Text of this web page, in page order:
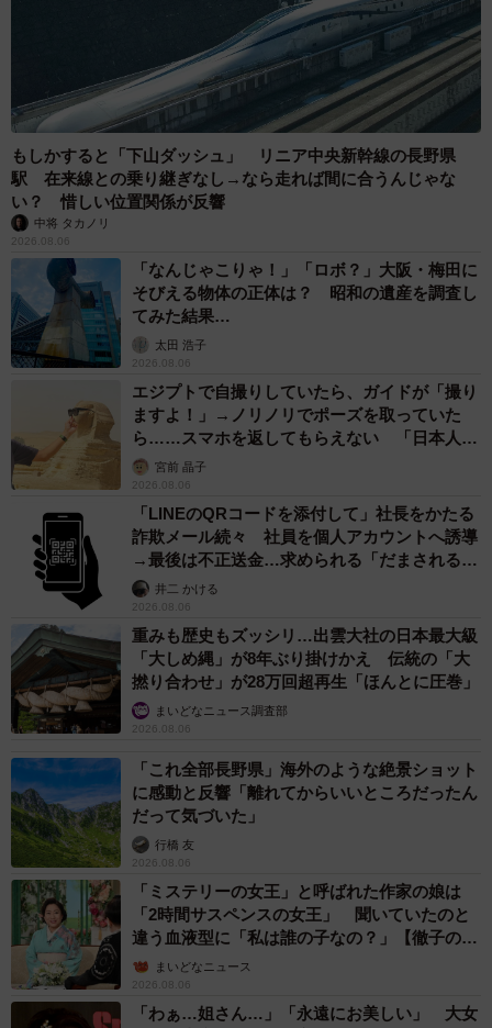
もしかすると「下山ダッシュ」 リニア中央新幹線の長野県
駅 在来線との乗り継ぎなし→なら走れば間に合うんじゃな
い？ 惜しい位置関係が反響
中将 タカノリ
2026.08.06
「なんじゃこりゃ！」「ロボ？」大阪・梅田に
そびえる物体の正体は？ 昭和の遺産を調査し
てみた結果…
太田 浩子
2026.08.06
エジプトで自撮りしていたら、ガイドが「撮り
ますよ！」→ノリノリでポーズを取っていた
ら……スマホを返してもらえない 「日本人は
カモ代表かも」「私は6時間で3万円払った」
宮前 晶子
2026.08.06
「LINEのQRコードを添付して」社長をかたる
詐欺メール続々 社員を個人アカウントへ誘導
→最後は不正送金…求められる「だまされる前
提」の対策
井二 かける
2026.08.06
重みも歴史もズッシリ…出雲大社の日本最大級
「大しめ縄」が8年ぶり掛けかえ 伝統の「大
撚り合わせ」が28万回超再生「ほんとに圧巻」
まいどなニュース調査部
2026.08.06
「これ全部長野県」海外のような絶景ショット
に感動と反響「離れてからいいところだったん
だって気づいた」
行橋 友
2026.08.06
「ミステリーの女王」と呼ばれた作家の娘は
「2時間サスペンスの女王」 聞いていたのと
違う血液型に「私は誰の子なの？」【徹子の部
屋】まいどなニュース
2026.08.06
「わぁ…姐さん…」「永遠にお美しい」 大女